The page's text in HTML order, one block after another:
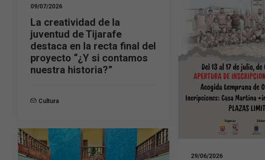
09/07/2026
La creatividad de la
juventud de Tijarafe
destaca en la recta final del
proyecto “¿Y si contamos
nuestra historia?”
Cultura
29/06/2026